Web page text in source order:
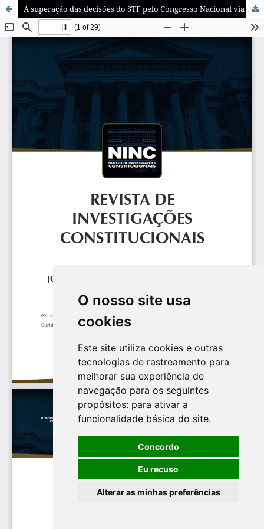
O nosso site usa
cookies
Este site utiliza cookies e outras
tecnologias de rastreamento para
melhorar sua experiência de
navegação para os seguintes
propósitos: para ativar a
funcionalidade básica do site.
Concordo
Eu recuso
Alterar as minhas preferências
A superação das decisões do STF pelo Congresso Nacional via emendas constitucionais: diálogo forçado ou monólogos sobrepostos?